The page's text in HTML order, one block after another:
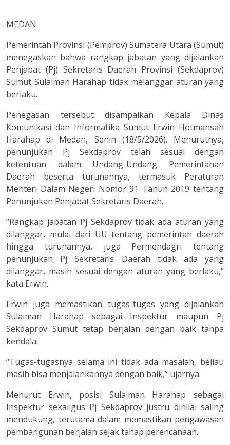
MEDAN
Pemerintah Provinsi (Pemprov) Sumatera Utara (Sumut)
menegaskan bahwa rangkap jabatan yang dijalankan
Penjabat (Pj) Sekretaris Daerah Provinsi (Sekdaprov)
Sumut Sulaiman Harahap tidak melanggar aturan yang
berlaku.
Penegasan tersebut disampaikan Kepala Dinas
Komunikasi dan Informatika Sumut Erwin Hotmansah
Harahap di Medan, Senin (18/5/2026). Menurutnya,
penunjukan Pj Sekdaprov telah sesuai dengan
ketentuan dalam Undang-Undang Pemerintahan
Daerah beserta turunannya, termasuk Peraturan
Menteri Dalam Negeri Nomor 91 Tahun 2019 tentang
Penunjukan Penjabat Sekretaris Daerah.
“Rangkap jabatan Pj Sekdaprov tidak ada aturan yang
dilanggar, mulai dari UU tentang pemerintah daerah
hingga turunannya, juga Permendagri tentang
penunjukan Pj Sekretaris Daerah tidak ada yang
dilanggar, masih sesuai dengan aturan yang berlaku,”
kata Erwin.
Erwin juga memastikan tugas-tugas yang dijalankan
Sulaiman Harahap sebagai Inspektur maupun Pj
Sekdaprov Sumut tetap berjalan dengan baik tanpa
kendala.
“Tugas-tugasnya selama ini tidak ada masalah, beliau
masih bisa menjalankannya dengan baik,” ujarnya.
Menurut Erwin, posisi Sulaiman Harahap sebagai
Inspektur sekaligus Pj Sekdaprov justru dinilai saling
mendukung, terutama dalam memastikan pengawasan
pembangunan berjalan sejak tahap perencanaan.